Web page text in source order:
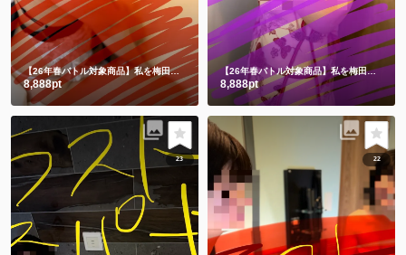
【26年春バトル対象商品】私を梅田に連れてって💕 何も隠れてない😂メイドだよー❤️
8,888pt
【26年春バトル対象商品】私を梅田に連れてって💗
8,888pt
23 22